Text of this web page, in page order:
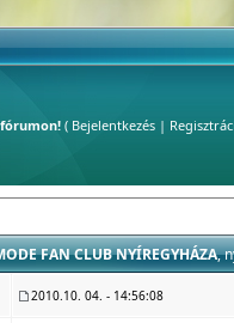
( Bejelentkezés |
FAN CLUB NYÍREGYHÁZA,
2010.10. 04. - 14:56:08